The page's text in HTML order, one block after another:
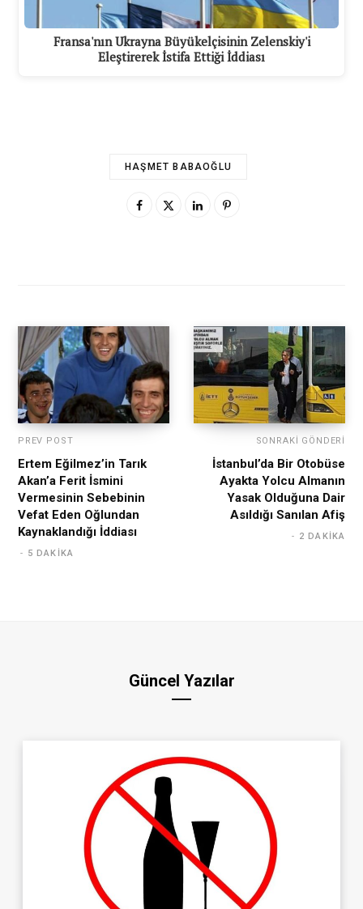
Fransa'nın Ukrayna Büyükelçisinin Zelenskiy'i
Eleştirerek İstifa Ettiği İddiası
HAŞMET BABAOĞLU
PREV POST
Ertem Eğilmez’in Tarık
Akan’a Ferit İsmini
Vermesinin Sebebinin
Vefat Eden Oğlundan
Kaynaklandığı İddiası
5 DAKIKA
SONRAKI GÖNDERI
İstanbul’da Bir Otobüse
Ayakta Yolcu Almanın
Yasak Olduğuna Dair
Asıldığı Sanılan Afiş
2 DAKIKA
Güncel Yazılar